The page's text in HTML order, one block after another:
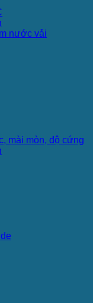
nước vải
mài mòn, độ cứng